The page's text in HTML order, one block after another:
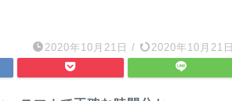
2020年10月21日 / 2020年10月21日